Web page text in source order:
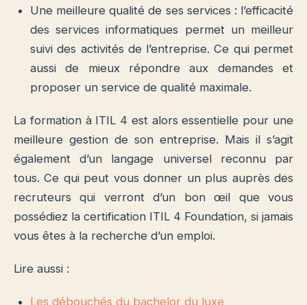
Une meilleure qualité de ses services : l’efficacité
des services informatiques permet un meilleur
suivi des activités de l’entreprise. Ce qui permet
aussi de mieux répondre aux demandes et
proposer un service de qualité maximale.
La formation à ITIL 4 est alors essentielle pour une
meilleure gestion de son entreprise. Mais il s’agit
également d’un langage universel reconnu par
tous. Ce qui peut vous donner un plus auprès des
recruteurs qui verront d’un bon œil que vous
possédiez la certification ITIL 4 Foundation, si jamais
vous êtes à la recherche d’un emploi.
Lire aussi :
Les débouchés du bachelor du luxe